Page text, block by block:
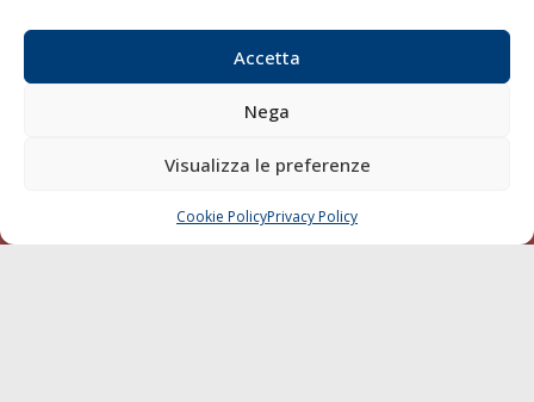
Accetta
Nega
Visualizza le preferenze
Cookie PolicyPrivacy Policy
Sostenibilità
Compagnie di Navigazione
Blue economy
Diporto
CHIAMA SCRIVI